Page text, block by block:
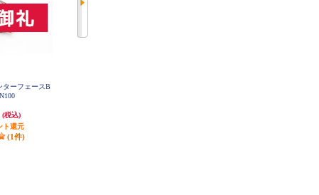
ターフェースB
(税込)
ト還元
(1件)